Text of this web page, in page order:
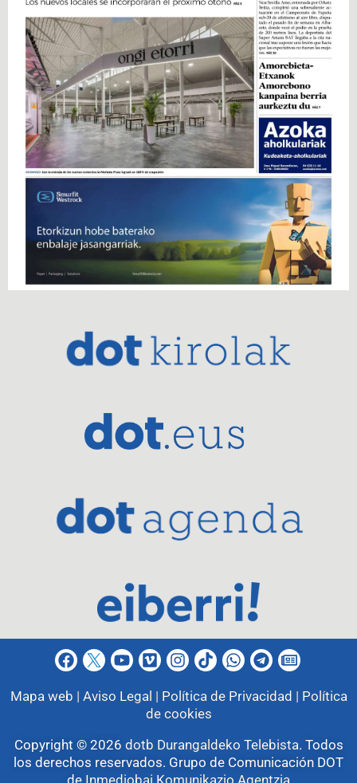
Mapa web | Aviso Legal | Política de Privacidad | Política
de cookies
Copyright © 2026 dotb Durangaldeko Telebista. Todos
los derechos reservados. Grupo de Comunicación DOT
de Inmediobai Komunikazio Agentzia